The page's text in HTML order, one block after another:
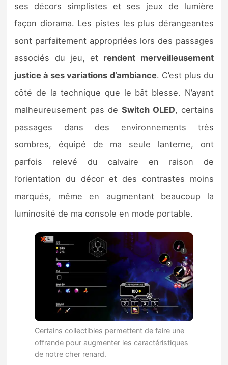
ses décors simplistes et ses jeux de lumière
façon diorama. Les pistes les plus dérangeantes
sont parfaitement appropriées lors des passages
associés du jeu, et rendent merveilleusement
justice à ses variations d’ambiance. C’est plus du
côté de la technique que le bât blesse. N’ayant
malheureusement pas de Switch OLED, certains
passages dans des environnements très
sombres, équipé de ma seule lanterne, ont
parfois relevé du calvaire en raison de
l’orientation du décor et des contrastes moins
marqués, même en augmentant beaucoup la
luminosité de ma console en mode portable.
Certains collectibles permettent de faire une
offrande pour augmenter les caractéristiques
de notre cher renard.